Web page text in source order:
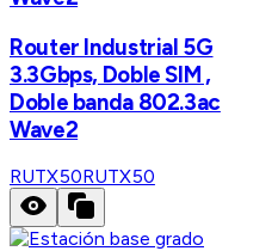
Router Industrial 5G
3.3Gbps, Doble SIM ,
Doble banda 802.3ac
Wave2
RUTX50RUTX50